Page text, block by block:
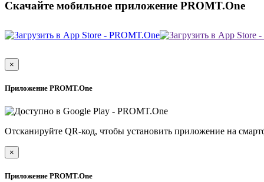
Скачайте мобильное приложение PROMT.One
×
Приложение PROMT.One
Отсканируйте QR-код, чтобы установить приложение на
×
Приложение PROMT.One